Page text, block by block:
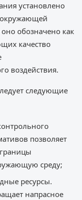
установлено
обозначено как
качество
воздействия.
следующие
позволяет
среду;
ресурсы.
напрасное